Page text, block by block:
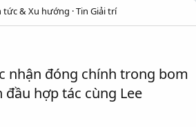
tức & Xu hướng Tin Giải trí
nhận đóng chính trong bom
hợp tác cùng Lee